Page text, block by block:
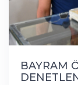
BAYRAM